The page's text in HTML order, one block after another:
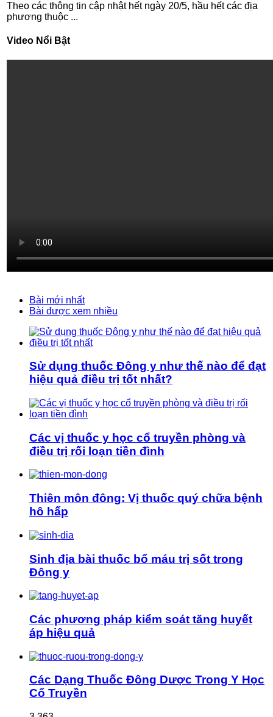
Theo các thông tin cập nhật hết ngày 20/5, hầu hết các địa
phương thuộc ...
Video Nổi Bật
Bài mới nhất
Bài được xem nhiều
Sử dụng thuốc Đông y như thế nào để đạt
hiệu quả điều trị tốt nhất?
Các vị thuốc y học cổ truyền phòng và
điều trị rối loạn tiền đình
Thiên môn đông: Vị thuốc quý chữa bệnh
hô hấp
Sinh địa bài thuốc bổ máu trị sốt trong
Đông y
Các phương pháp kiểm soát tăng huyết
áp hiệu quả
Các Dạng Thuốc Đông Dược Trong Y Học
Cổ Truyền